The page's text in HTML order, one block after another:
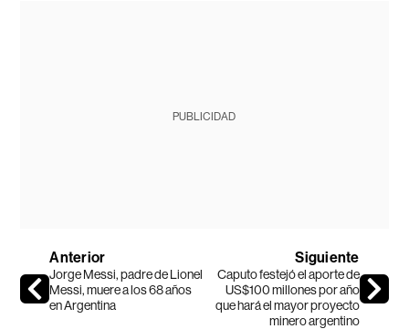
PUBLICIDAD
Anterior
Jorge Messi, padre de Lionel
Messi, muere a los 68 años
en Argentina
Siguiente
Caputo festejó el aporte de
US$100 millones por año
que hará el mayor proyecto
minero argentino